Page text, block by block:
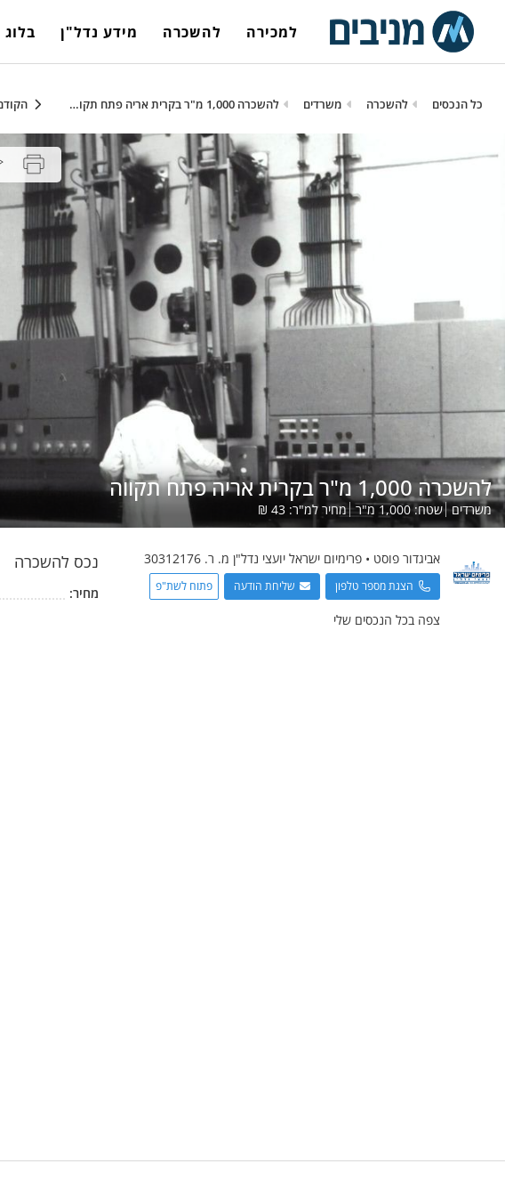
למכירה להשכרה מידע נדל"ן בלוג
כל הנכסים להשכרה משרדים להשכרה 1,000 מ"ר בקרית אריה פתח תקווה
להשכרה 1,000 מ"ר בקרית אריה פתח תקווה
משרדים שטח:1,000מ"ר מחיר למ"ר: 43
₪
אביגדור פוסט • פרימיום ישראל יועצי נדל"ן מ. ר. 30312176
הצגת מספר טלפון שליחת הודעה פתוח לשת"פ
צפה בכל הנכסים שלי
נכס להשכרה
מחיר: